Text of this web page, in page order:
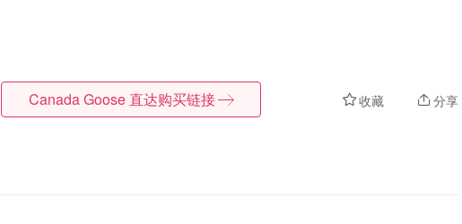
收藏 分享
Canada Goose 直达购买链接